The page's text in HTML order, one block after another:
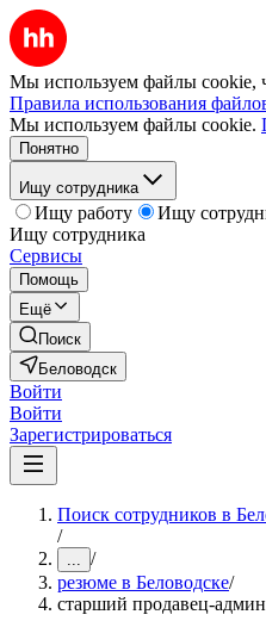
Мы используем файлы cookie,
Правила использования
Мы используем файлы cookie.
Понятно
Ищу сотрудника
Ищу работу
Ищу
Ищу сотрудника
Сервисы
Помощь
Ещё
Поиск
Беловодск
Войти
Войти
Зарегистрироваться
Поиск сотрудников в
/
... /
резюме в Беловодске/
старший продавец-